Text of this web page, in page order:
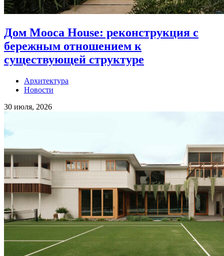
Дом Mooca House: реконструкция с
бережным отношением к
существующей структуре
Архитектура
Новости
30 июля, 2026